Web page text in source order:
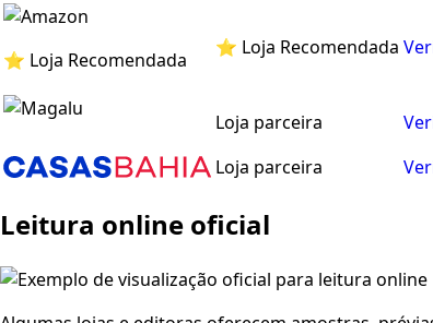
⭐ Loja Recomendada
⭐ Loja Recomendada
Loja parceira
Loja parceira
Leitura online oficial